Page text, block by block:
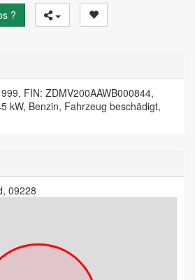
?
FIN: ZDMV200AAWB000844,
kW, Benzin, Fahrzeug beschädigt,
09228